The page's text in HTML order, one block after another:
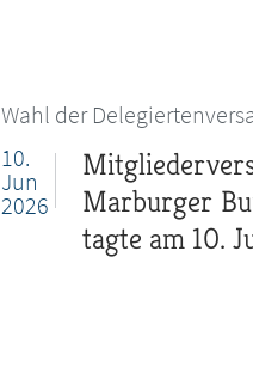
Wahl der
10.
Jun
2026
Marburger
tagte am 10.